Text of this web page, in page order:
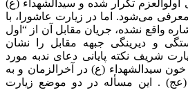
اولوالعزم تکرار شده و سیدالشهداء (ع)
می‌شود. اما در زیارت عاشورا، با
واقع نشده، جریان مقابل آن از “اول
و دیرینگی جبهه مقابل را نشان
شریف نکته پایانی دعای ندبه مورد
خون سیدالشهداء (ع) در آخرالزمان و به
. این مسأله در دو موضع زیارت